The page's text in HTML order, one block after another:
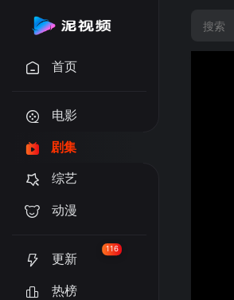
首页
电影
剧集
综艺
动漫
更新
116
热榜